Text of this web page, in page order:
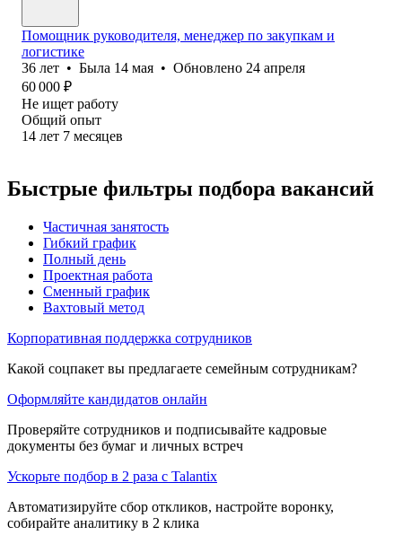
Помощник руководителя, менеджер по закупкам и
логистике
36 лет • Была 14 мая • Обновлено 24 апреля
60 000 ₽
Не ищет работу
Общий опыт
14 лет 7 месяцев
Быстрые фильтры подбора вакансий
Частичная занятость
Гибкий график
Полный день
Проектная работа
Сменный график
Вахтовый метод
Корпоративная поддержка сотрудников
Какой соцпакет вы предлагаете семейным сотрудникам?
Оформляйте кандидатов онлайн
Проверяйте сотрудников и подписывайте кадровые
документы без бумаг и личных встреч
Ускорьте подбор в 2 раза с Talantix
Автоматизируйте сбор откликов, настройте воронку,
собирайте аналитику в 2 клика